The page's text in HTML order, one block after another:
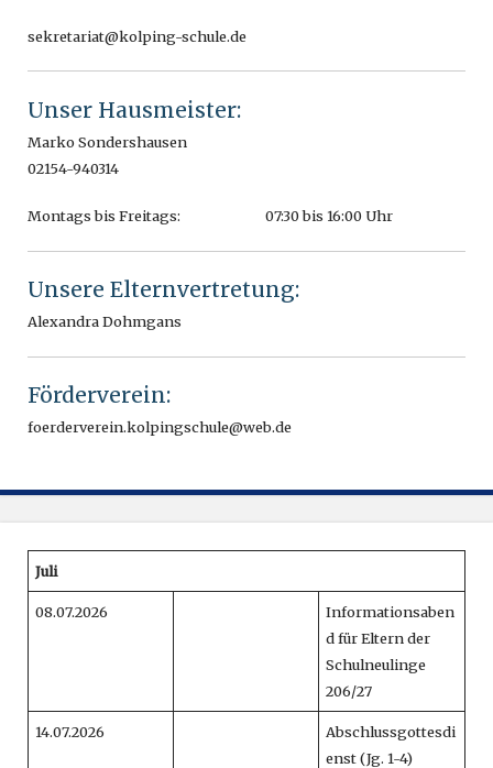
sekretariat@kolping-schule.de
Unser Hausmeister:
Marko Sondershausen
02154-940314
Montags bis Freitags: 07:30 bis 16:00 Uhr
Unsere Elternvertretung:
Alexandra Dohmgans
Förderverein:
foerderverein.kolpingschule@web.de
Juli
08.07.2026
Informationsaben
d für Eltern der
Schulneulinge
206/27
14.07.2026
Abschlussgottesdi
enst (Jg. 1-4)